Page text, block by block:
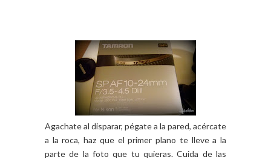
Agachate al disparar, pégate a la pared, acércate
a la roca, haz que el primer plano te lleve a la
parte de la foto que tu quieras. Cuida de las